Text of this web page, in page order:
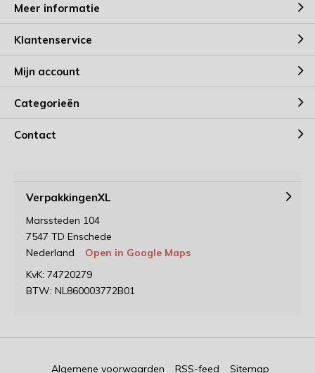
Meer informatie
Klantenservice
Mijn account
Categorieën
Contact
VerpakkingenXL
Marssteden 104
7547 TD Enschede
Nederland
Open in Google Maps
KvK: 74720279
BTW: NL860003772B01
Algemene voorwaarden RSS-feed Sitemap